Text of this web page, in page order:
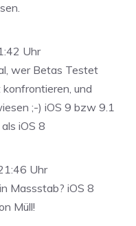
Uhr
wer Betas Testet
und
;-) iOS 9 bzw 9.1
iOS 8
Uhr
Massstab? iOS 8
Müll!